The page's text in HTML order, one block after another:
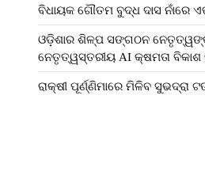
ବିଧାୟକ ଗୌତମ ବୁଦ୍ଧ ଦାସ ନାଁରେ
ଓଡ଼ିଶାର ଶିଳ୍ପ ସଙ୍ଗଠନ
ନେତୃତ୍ୱସ୍ତରୀୟ AI କ୍ଷମତା ବିକାଶ
ରାକ୍ଷୀ ପୂର୍ଣ୍ଣିମାରେ ମିଳିବ ସୁଭଦ୍ରା